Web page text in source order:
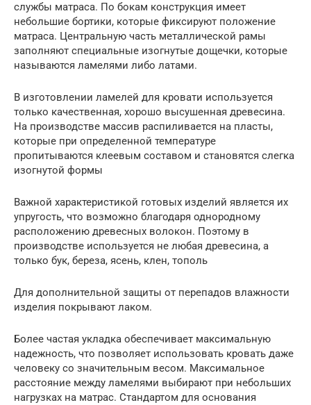
службы матраса. По бокам конструкция имеет
небольшие бортики, которые фиксируют положение
матраса. Центральную часть металлической рамы
заполняют специальные изогнутые дощечки, которые
называются ламелями либо латами.
В изготовлении ламелей для кровати используется
только качественная, хорошо высушенная древесина.
На производстве массив распиливается на пласты,
которые при определенной температуре
пропитываются клеевым составом и становятся слегка
изогнутой формы
Важной характеристикой готовых изделий является их
упругость, что возможно благодаря однородному
расположению древесных волокон. Поэтому в
производстве используется не любая древесина, а
только бук, береза, ясень, клен, тополь
Для дополнительной защиты от перепадов влажности
изделия покрывают лаком.
Более частая укладка обеспечивает максимальную
надежность, что позволяет использовать кровать даже
человеку со значительным весом. Максимальное
расстояние между ламелями выбирают при небольших
нагрузках на матрас. Стандартом для основания